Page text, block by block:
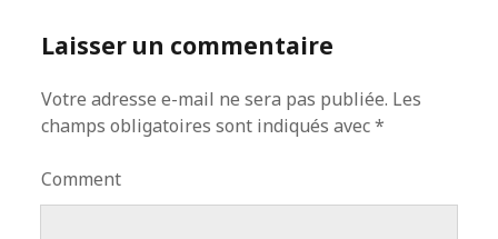
Laisser un commentaire
Votre adresse e-mail ne sera pas publiée. Les
champs obligatoires sont indiqués avec*
Comment